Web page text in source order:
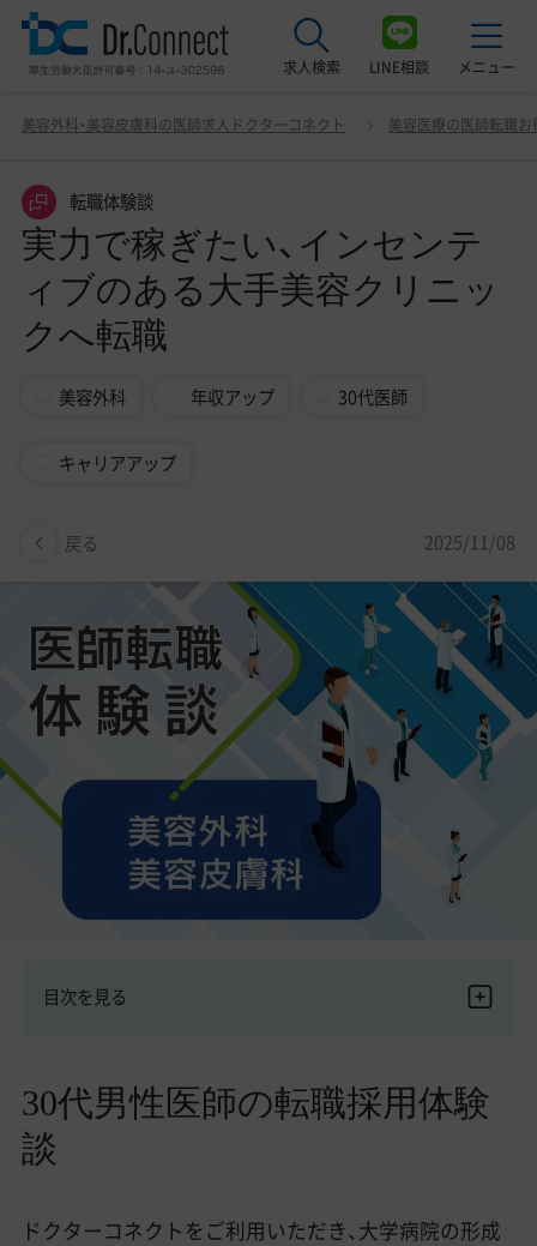
求人検索 LINE相談 メニュー
美容クリニック見学ご希望の方はこちら
サービス紹介
ドクターコネクトの強み
非常勤・アルバイト求人一覧
美容医療医師の転職お役立ちコンテンツ
美容クリニック見学・研修情報
美容外科・美容皮膚科の医師転職体験談
美容クリニックインタビュー
美容医療の転職お役立ち記事
美容医療辞典
よくあるご質問
美容外科・美容皮膚科の医師求人ドクターコネクト 美容医療の医師転職
転職体験談
実力で稼ぎたい、インセンテ
ィブのある大手美容クリニッ
クへ転職
美容外科 年収アップ 30代医師
キャリアアップ
戻る 2025/11/08
実力で稼ぎたい、インセンティブのある大手美容クリニッ
クへ転職
目次を見る
30代男性医師の転職採用体験
談
ドクターコネクトをご利用いただき、大学病院の形成